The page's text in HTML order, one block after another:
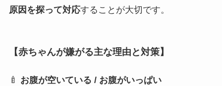
原因を探って対応することが大切です。
【赤ちゃんが嫌がる主な理由と対策】
🍼 お腹が空いている / お腹がいっぱい